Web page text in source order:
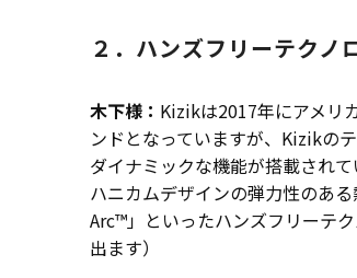
２．ハンズフリーテクノ
木下様： Kizikは2017年にアメリ
ンドとなっていますが、Kizikの
ダイナミックな機能が搭載され
ハニカムデザインの弾力性のあ
Arc™」といったハンズフリーテ
出ます）